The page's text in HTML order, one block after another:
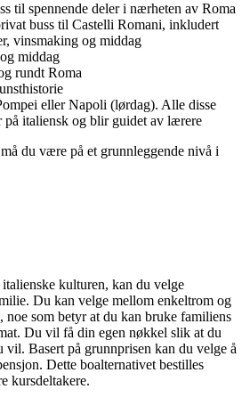
til spennende deler i nærheten av Roma
buss til Castelli Romani, inkludert
vinsmaking og middag
middag
rundt Roma
eller Napoli (lørdag). Alle disse
på italiensk og blir guidet av lærere
du være på et grunnleggende nivå i
kulturen, kan du velge
Du kan velge mellom enkeltrom og
noe som betyr at du kan bruke familiens
Du vil få din egen nøkkel slik at du
vil. Basert på grunnprisen kan du velge å
Dette boalternativet bestilles
kursdeltakere.